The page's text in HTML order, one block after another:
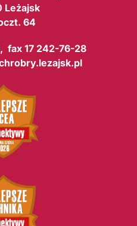
Leżajsk
64
fax 17 242-76-28